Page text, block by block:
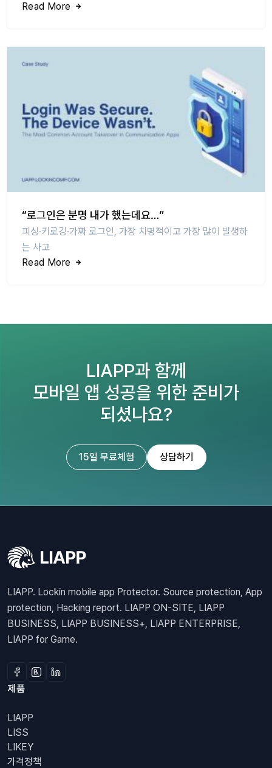
Read More
“로그인은 분명 내가 했는데요…”
피싱·키로깅·가짜 로그인, 가장 치명적이고 가장 많이 발생하
는 사고
Read More
LIAPP과 함께
모바일 앱 성공을 위한 준비가
되셨나요?
15일 무료체험 상담하기
LIAPP. Lockin mobile app Protector. Source protection, App
protection, Hacking report. LIAPP ON-SITE, LIAPP
BUSINESS, LIAPP BUSINESS+, LIAPP ENTERPRISE,
LIAPP for Game.
제품
LIAPP
LISS
LIKEY
가격정책